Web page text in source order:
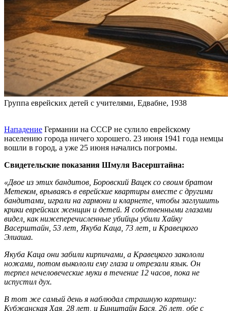
Группа еврейских детей с учителями, Едвабне, 1938
Нападение Германии на СССР не сулило еврейскому
населению города ничего хорошего. 23 июня 1941 года немцы
вошли в город, а уже 25 июня начались погромы.
Свидетельские показания Шмуля Васерштайна:
«Двое из этих бандитов, Боровский Вацек со своим братом
Метеком, врываясь в еврейские квартиры вместе с другими
бандитами, играли на гармони и кларнете, чтобы заглушить
крики еврейских женщин и детей. Я собственными глазами
видел, как нижеперечисленные убийцы убили Хайку
Васерштайн, 53 лет, Якуба Каца, 73 лет, и Кравецкого
Элиаша.
Якуба Каца они забили кирпичами, а Кравецкого закололи
ножами, потом выкололи ему глаза и отрезали язык. Он
терпел нечеловеческие муки в течение 12 часов, пока не
испустил дух.
В тот же самый день я наблюдал страшную картину:
Кубжанская Хая, 28 лет, и Бинштайн Бася, 26 лет, обе с